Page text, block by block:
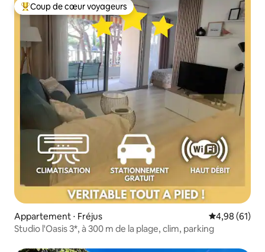
Coups de cœur voyageurs les plus appréciés
Coup de cœur voyageurs
Appartement ⋅ Fréjus Évaluation
4,98 (61)
Studio l'Oasis 3*, à 300 m de la plage, clim, parking